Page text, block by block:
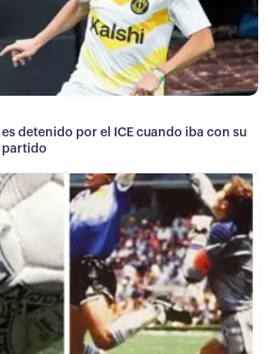
detenido por el ICE cuando iba con su
partido